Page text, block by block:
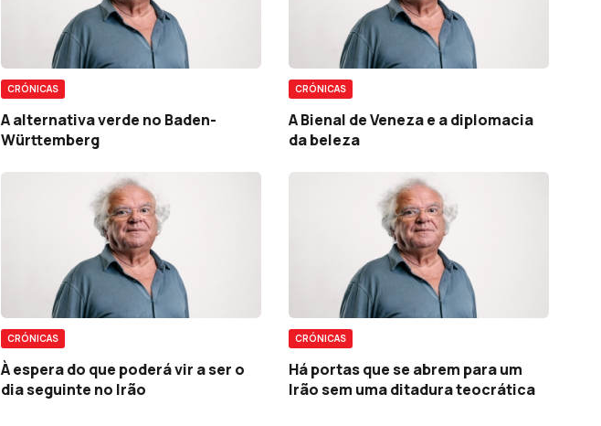
CRÓNICAS
A alternativa verde no Baden-
Württemberg
CRÓNICAS
A Bienal de Veneza e a diplomacia
da beleza
CRÓNICAS
À espera do que poderá vir a ser o
dia seguinte no Irão
CRÓNICAS
Há portas que se abrem para um
Irão sem uma ditadura teocrática